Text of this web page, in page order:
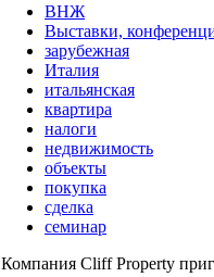
ВНЖ
Выставки,
зарубежная
Италия
итальянская
квартира
налоги
недвижимость
объекты
покупка
сделка
семинар
Компания Cliff Property